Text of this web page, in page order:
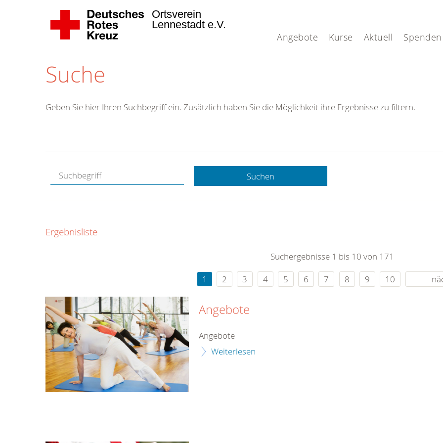
Angebote Kurse Aktuell
Ortsverein
Lennestadt e.V.
Suche
Hotline.
gerne.
rund um die Uhr
Geben Sie hier Ihren Suchbegriff ein. Zusätzlich haben Sie die Möglichkeit ihre Ergebnisse zu filtern.
Suchen
Ergebnisliste
Suchergebnisse 1 bis 10 von 171
1
2 3 4 5 6 7 8 9 10
Angebote
Angebote
Weiterlesen